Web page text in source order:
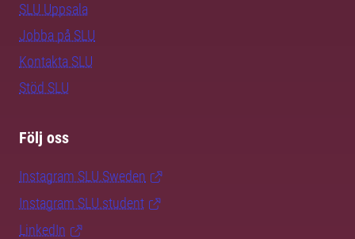
SLU Uppsala
Jobba på SLU
Kontakta SLU
Stöd SLU
Följ oss
Instagram SLU.Sweden
Instagram SLU.student
LinkedIn